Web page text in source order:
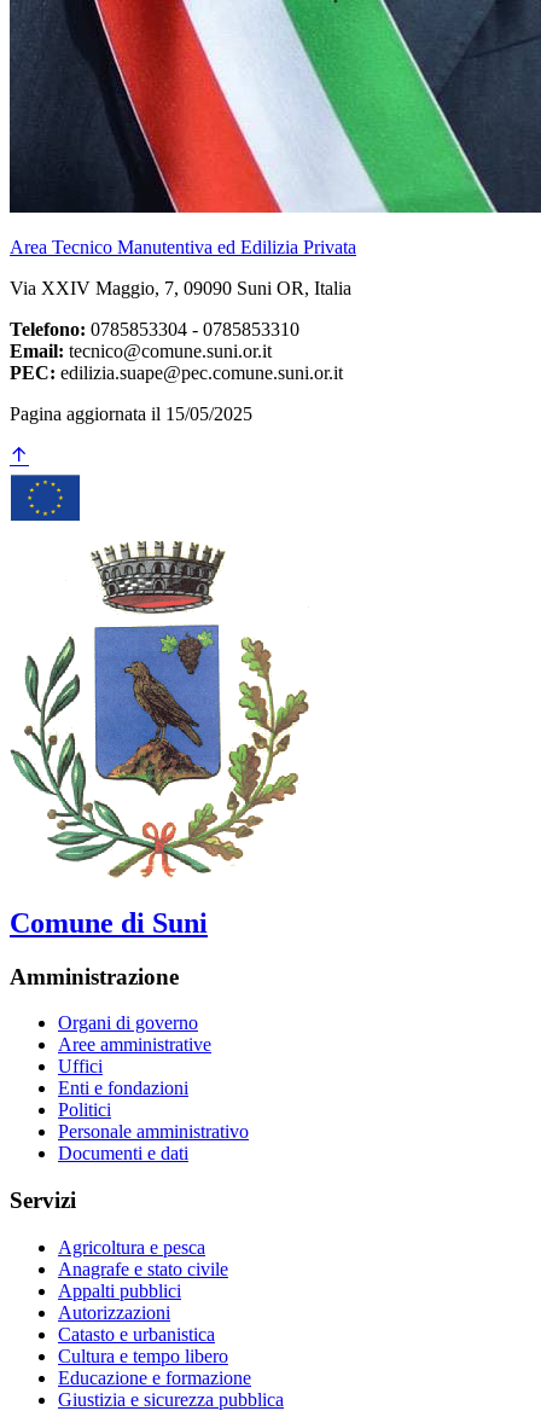
Area Tecnico Manutentiva ed Edilizia Privata
Via XXIV Maggio, 7, 09090 Suni OR, Italia
Telefono: 0785853304 - 0785853310
Email: tecnico@comune.suni.or.it
PEC: edilizia.suape@pec.comune.suni.or.it
Pagina aggiornata il 15/05/2025
Comune di Suni
Amministrazione
Organi di governo
Aree amministrative
Uffici
Enti e fondazioni
Politici
Personale amministrativo
Documenti e dati
Servizi
Agricoltura e pesca
Anagrafe e stato civile
Appalti pubblici
Autorizzazioni
Catasto e urbanistica
Cultura e tempo libero
Educazione e formazione
Giustizia e sicurezza pubblica